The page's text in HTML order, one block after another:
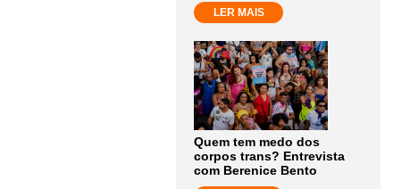
LER MAIS
Quem tem medo dos
corpos trans? Entrevista
com Berenice Bento